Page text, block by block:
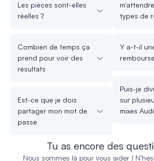
Les pièces sont-elles
réelles ?
Combien de temps ça
prend pour voir des
résultats
Est-ce que je dois
partager mon mot de
passe
types de
Y a-t-il
Puis-je
sur
mixes
Tu as encore des
Nous sommes là pour vous aider !